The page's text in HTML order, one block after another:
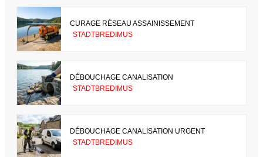
CURAGE RÉSEAU ASSAINISSEMENT
STADTBREDIMUS
DÉBOUCHAGE CANALISATION
STADTBREDIMUS
DÉBOUCHAGE CANALISATION URGENT
STADTBREDIMUS